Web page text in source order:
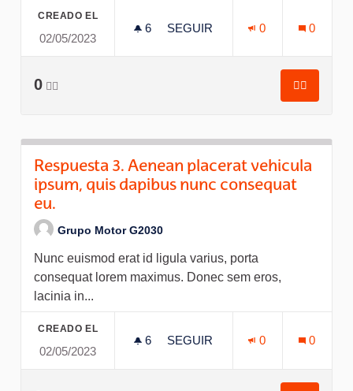
CREADO EL
02/05/2023
6 6 SEGUIDORAS
SEGUIR
0 0
0 👍🏽
👍🏽
Respuesta 3. Aenean placerat vehicula
ipsum, quis dapibus nunc consequat
eu.
Grupo Motor G2030
Nunc euismod erat id ligula varius, porta
consequat lorem maximus. Donec sem eros,
lacinia in...
CREADO EL
02/05/2023
6 6 SEGUIDORAS
SEGUIR
0 0